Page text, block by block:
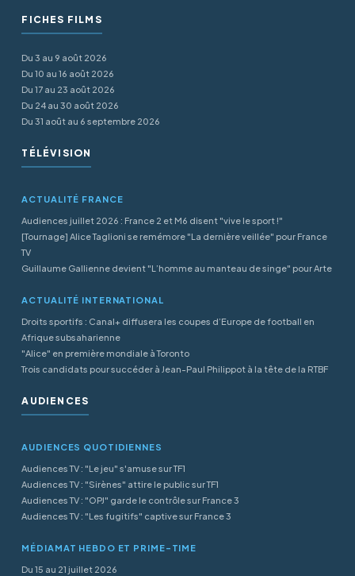
FICHES FILMS
Du 3 au 9 août 2026
Du 10 au 16 août 2026
Du 17 au 23 août 2026
Du 24 au 30 août 2026
Du 31 août au 6 septembre 2026
TÉLÉVISION
ACTUALITÉ FRANCE
Audiences juillet 2026 : France 2 et M6 disent "vive le sport !"
[Tournage] Alice Taglioni se remémore "La dernière veillée" pour France
TV
Guillaume Gallienne devient "L’homme au manteau de singe" pour Arte
ACTUALITÉ INTERNATIONAL
Droits sportifs : Canal+ diffusera les coupes d’Europe de football en
Afrique subsaharienne
"Alice" en première mondiale à Toronto
Trois candidats pour succéder à Jean-Paul Philippot à la tête de la RTBF
AUDIENCES
AUDIENCES QUOTIDIENNES
Audiences TV : "Le jeu" s'amuse sur TF1
Audiences TV : "Sirènes" attire le public sur TF1
Audiences TV : "OPJ" garde le contrôle sur France 3
Audiences TV : "Les fugitifs" captive sur France 3
MÉDIAMAT HEBDO ET PRIME-TIME
Du 15 au 21 juillet 2026